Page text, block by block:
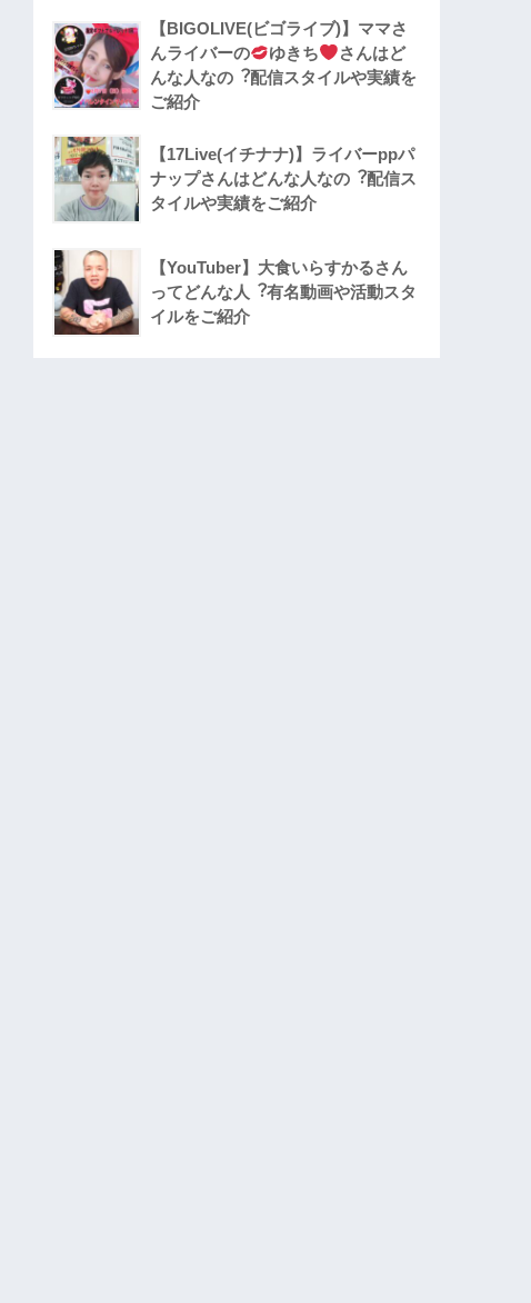
【BIGOLIVE(ビゴライブ)】ママさ
んライバーの
ゆきち
さんはど
んな人なの︖配信スタイルや実績を
ご紹介
【17Live(イチナナ)】ライバーppパ
ナップさんはどんな人なの︖配信ス
タイルや実績をご紹介
【YouTuber】大食いらすかるさん
ってどんな⼈︖有名動画や活動スタ
イルをご紹介